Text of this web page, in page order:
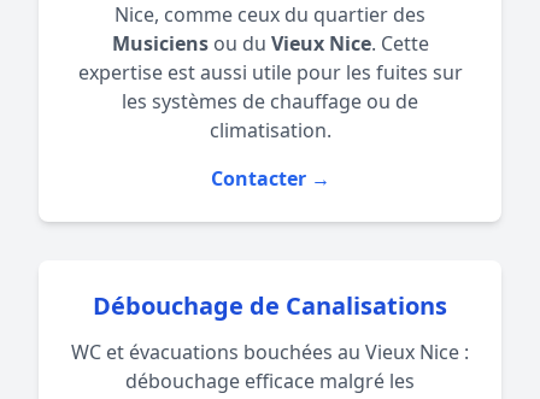
Nice, comme ceux du quartier des
Musiciensou du Vieux Nice. Cette
expertise est aussi utile pour les fuites sur
les systèmes de chauffage ou de
climatisation.
Contacter →
Débouchage de Canalisations
WC et évacuations bouchées au Vieux Nice :
débouchage efficace malgré les